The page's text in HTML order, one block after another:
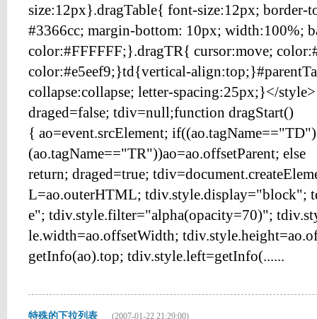
size:12px}.dragTable{ font-size:12px; border-
#3366cc; margin-bottom: 10px; width:100%;
color:#FFFFFF;}.dragTR{ cursor:move;
color:#e5eef9;}td{vertical-
collapse:collapse; letter-spacing:25px;}</
draged=false; tdiv=null;function dragStart()
{ ao=event.srcElement;
(ao.tagName=="TR"))ao=ao.offsetParent; else
return; draged=true;
L=ao.outerHTML; tdiv.style.display="block";
e"; tdiv.style.filter="alpha(opacity=70)";
le.width=ao.offsetWidth;
getInfo(ao).top; tdiv.style.left=getInfo(......
特殊的下拉列表 (2007-01-22 21:29:00)